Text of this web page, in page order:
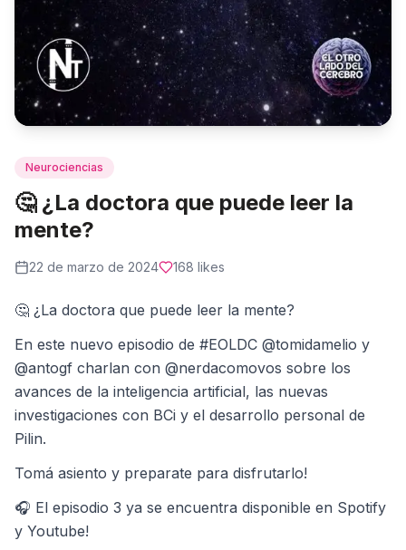
Neurociencias
🤔 ¿La doctora que puede leer la
mente?
22 de marzo de 2024 168 likes
🤔 ¿La doctora que puede leer la mente?
En este nuevo episodio de #EOLDC @tomidamelio y
@antogf charlan con @nerdacomovos sobre los
avances de la inteligencia artificial, las nuevas
investigaciones con BCi y el desarrollo personal de
Pilin.
Tomá asiento y preparate para disfrutarlo!
🎧 El episodio 3 ya se encuentra disponible en Spotify
y Youtube!